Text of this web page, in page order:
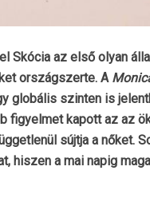
Skócia az első olyan
országszerte. A
globális szinten is
figyelmet kapott az az
sújtja a nőket.
hiszen a mai napig